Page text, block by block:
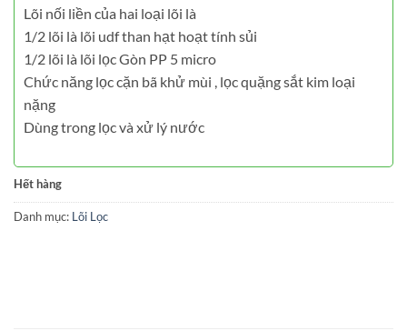
Lõi nối liền của hai loại lõi là
1/2 lõi là lõi udf than hạt hoạt tính sủi
1/2 lõi là lõi lọc Gòn PP 5 micro
Chức năng lọc cặn bã khử mùi , lọc quặng sắt kim loại
nặng
Dùng trong lọc và xử lý nước
Hết hàng
Danh mục: Lõi Lọc